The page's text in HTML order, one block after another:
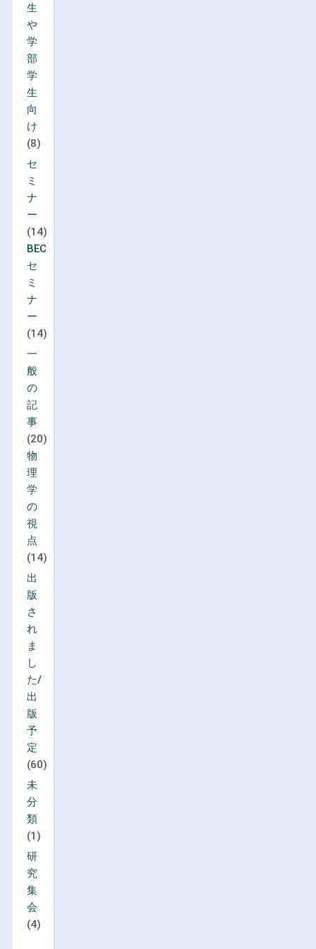
生
や
学
部
学
生
向
け
(8)
セ
ミ
ナ
ー
(14)
BEC
セ
ミ
ナ
ー
(14)
一
般
の
記
事
(20)
物
理
学
の
視
点
(14)
出
版
さ
れ
ま
し
た/
出
版
予
定
(60)
未
分
類
(1)
研
究
集
会
(4)